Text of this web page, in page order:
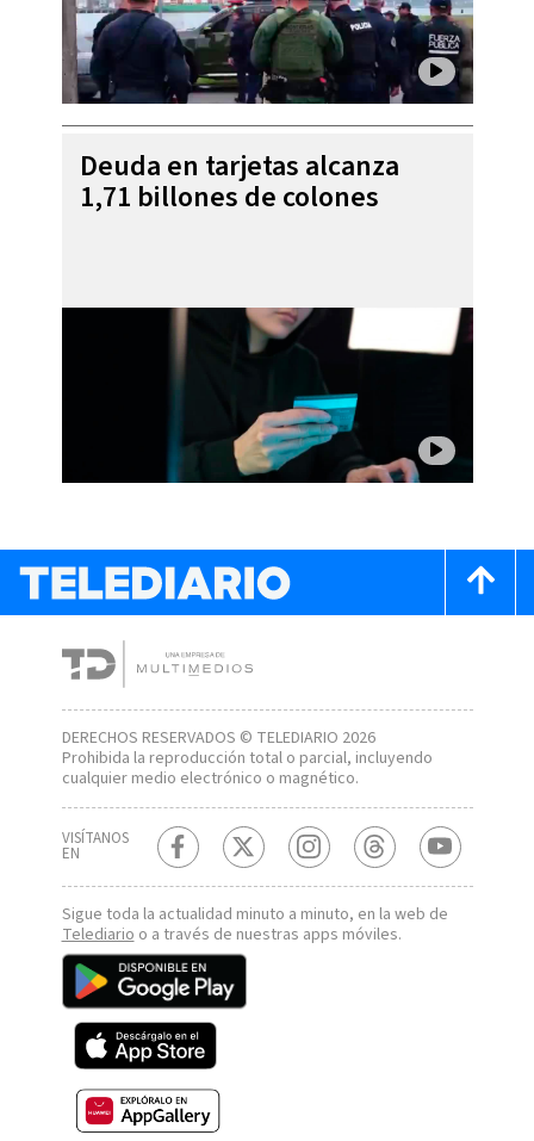
Deuda en tarjetas alcanza
1,71 billones de colones
DERECHOS RESERVADOS © TELEDIARIO 2026
Prohibida la reproducción total o parcial, incluyendo
cualquier medio electrónico o magnético.
VISÍTANOS
EN
Sigue toda la actualidad minuto a minuto, en la web de
Telediario o a través de nuestras apps móviles.